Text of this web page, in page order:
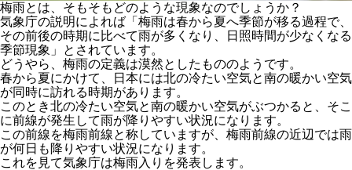
梅雨とは、そもそもどのような現象なのでしょうか？
気象庁の説明によれば「梅雨は春から夏へ季節が移る過程で、
その前後の時期に比べて雨が多くなり、日照時間が少なくなる
季節現象」とされています。
どうやら、梅雨の定義は漠然としたもののようです。
春から夏にかけて、日本には北の冷たい空気と南の暖かい空気
が同時に訪れる時期があります。
このとき北の冷たい空気と南の暖かい空気がぶつかると、そこ
に前線が発生して雨が降りやすい状況になります。
この前線を梅雨前線と称していますが、梅雨前線の近辺では雨
が何日も降りやすい状況になります。
これを見て気象庁は梅雨入りを発表します。